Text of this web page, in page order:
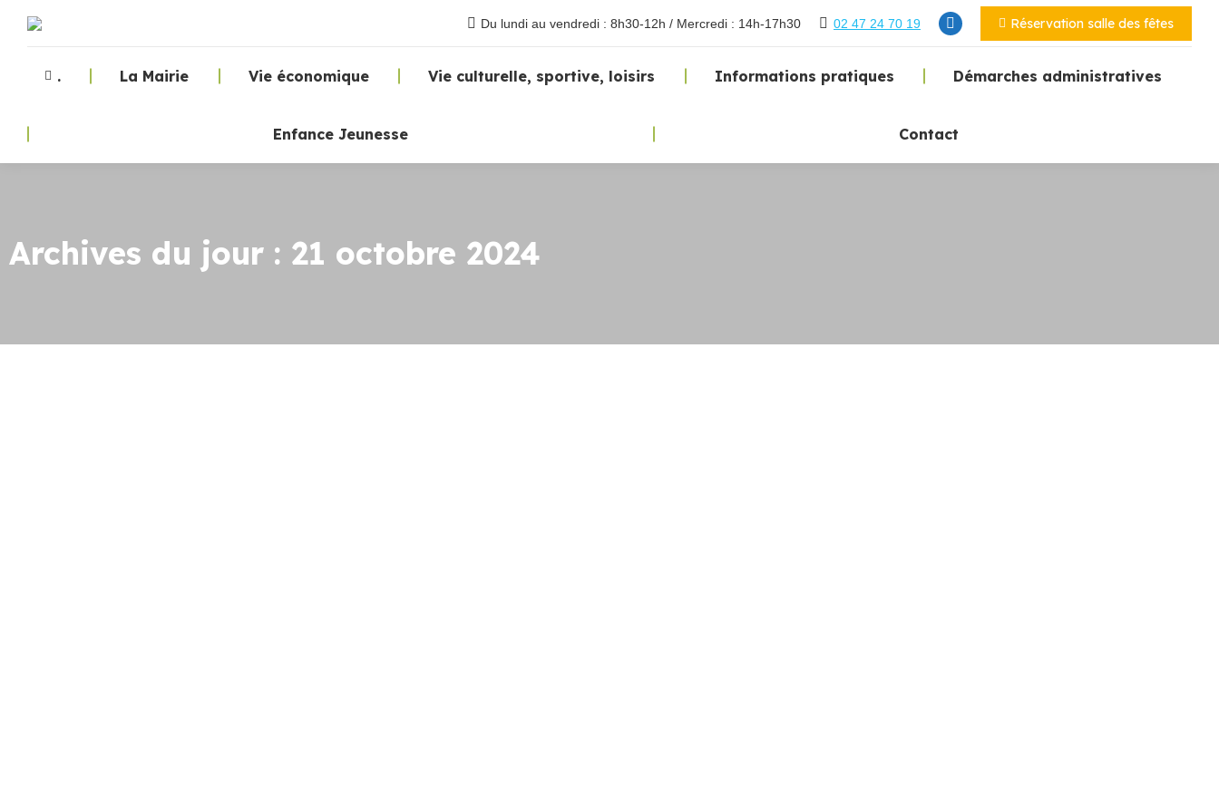
Du lundi au vendredi : 8h30-12h / Mercredi : 14h-17h30 02 47 24 70 19 Réservation salle des fêtes
. La Mairie Vie économique Vie culturelle, sportive, loisirs Informations pratiques Démarches administratives
Enfance Jeunesse Contact
Archives du jour : 21 octobre 2024